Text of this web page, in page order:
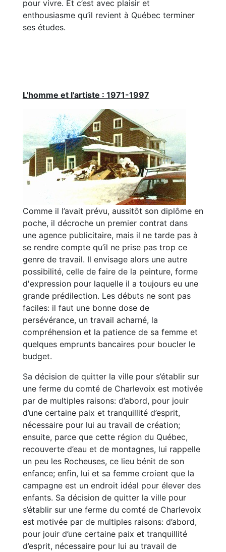
pour vivre. Et c’est avec plaisir et
enthousiasme qu’il revient à Québec terminer
ses études.
L'homme et l'artiste : 1971-1997
Comme il l’avait prévu, aussitôt son diplôme en
poche, il décroche un premier contrat dans
une agence publicitaire, mais il ne tarde pas à
se rendre compte qu’il ne prise pas trop ce
genre de travail. Il envisage alors une autre
possibilité, celle de faire de la peinture, forme
d'expression pour laquelle il a toujours eu une
grande prédilection. Les débuts ne sont pas
faciles: il faut une bonne dose de
persévérance, un travail acharné, la
compréhension et la patience de sa femme et
quelques emprunts bancaires pour boucler le
budget.
Sa décision de quitter la ville pour s’établir sur
une ferme du comté de Charlevoix est motivée
par de multiples raisons: d’abord, pour jouir
d’une certaine paix et tranquillité d’esprit,
nécessaire pour lui au travail de création;
ensuite, parce que cette région du Québec,
recouverte d’eau et de montagnes, lui rappelle
un peu les Rocheuses, ce lieu bénit de son
enfance; enfin, lui et sa femme croient que la
campagne est un endroit idéal pour élever des
enfants. Sa décision de quitter la ville pour
s’établir sur une ferme du comté de Charlevoix
est motivée par de multiples raisons: d’abord,
pour jouir d’une certaine paix et tranquillité
d’esprit, nécessaire pour lui au travail de